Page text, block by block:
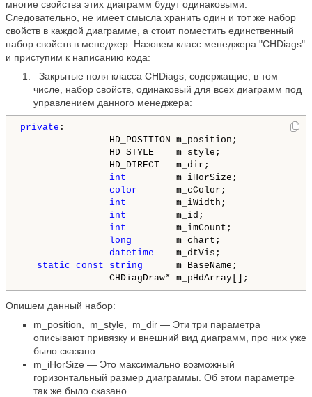
многие свойства этих диаграмм будут одинаковыми.
Следовательно, не имеет смысла хранить один и тот же набор
свойств в каждой диаграмме, а стоит поместить единственный
набор свойств в менеджер. Назовем класс менеджера "CHDiags"
и приступим к написанию кода:
Закрытые поля класса CHDiags, содержащие, в том
числе, набор свойств, одинаковый для всех диаграмм под
управлением данного менеджера:
private :
HD_POSITION m_position;
HD_STYLE    m_style;
HD_DIRECT   m_dir;
int m_iHorSize;
color m_cColor;
int m_iWidth;
int
         m_id;
int
         m_imCount;
long m_chart;
datetime m_dtVis;
static const string m_BaseName;
CHDiagDraw* m_pHdArray[];
Опишем данный набор:
m_position, m_style, m_dir — Эти три параметра
описывают привязку и внешний вид диаграмм, про них уже
было сказано.
m_iHorSize — Это максимально возможный
горизонтальный размер диаграммы. Об этом параметре
так же было сказано.